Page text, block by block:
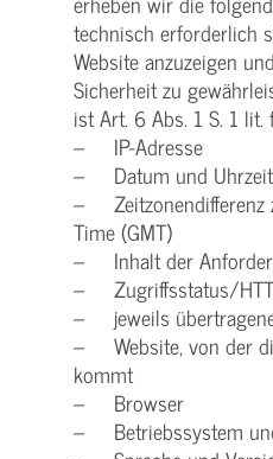
technisch erforderlich
Website anzuzeigen
Sicherheit zu
ist Art. 6 Abs. 1 S. 1 lit.
– IP-Adresse
– Datum und Uhrzeit
– Zeitzonendifferenz
Time (GMT)
– Inhalt der
– Zugriffsstatus/
– jeweils
– Website, von der
kommt
– Browser
– Betriebssystem